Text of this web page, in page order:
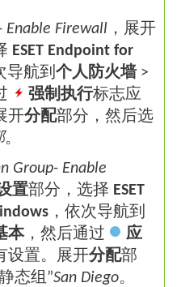
Enable Firewall ，展开
ESET Endpoint for
导航到个人防火墙>
强制执行标志应
开分配部分，然后选
。
Group- Enable
置部分，选择 ESET
，依次导航到
本，然后通过
应
设置。展开分配部
态组”San Diego。